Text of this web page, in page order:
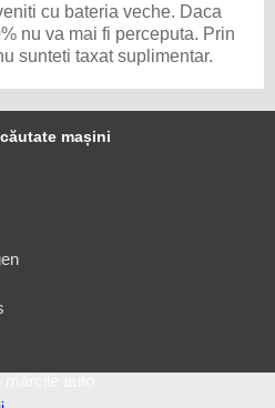
cu bateria veche. Daca
nu va mai fi perceputa. Prin
sunteti taxat suplimentar.
mașini